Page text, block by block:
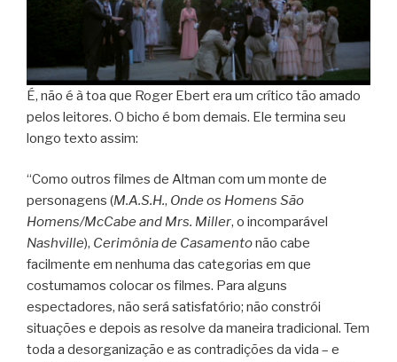
É, não é à toa que Roger Ebert era um crítico tão amado
pelos leitores. O bicho é bom demais. Ele termina seu
longo texto assim:
“Como outros filmes de Altman com um monte de
personagens (M.A.S.H., Onde os Homens São
Homens/McCabe and Mrs. Miller, o incomparável
Nashville), Cerimônia de Casamentonão cabe
facilmente em nenhuma das categorias em que
costumamos colocar os filmes. Para alguns
espectadores, não será satisfatório; não constrói
situações e depois as resolve da maneira tradicional. Tem
toda a desorganização e as contradições da vida – e